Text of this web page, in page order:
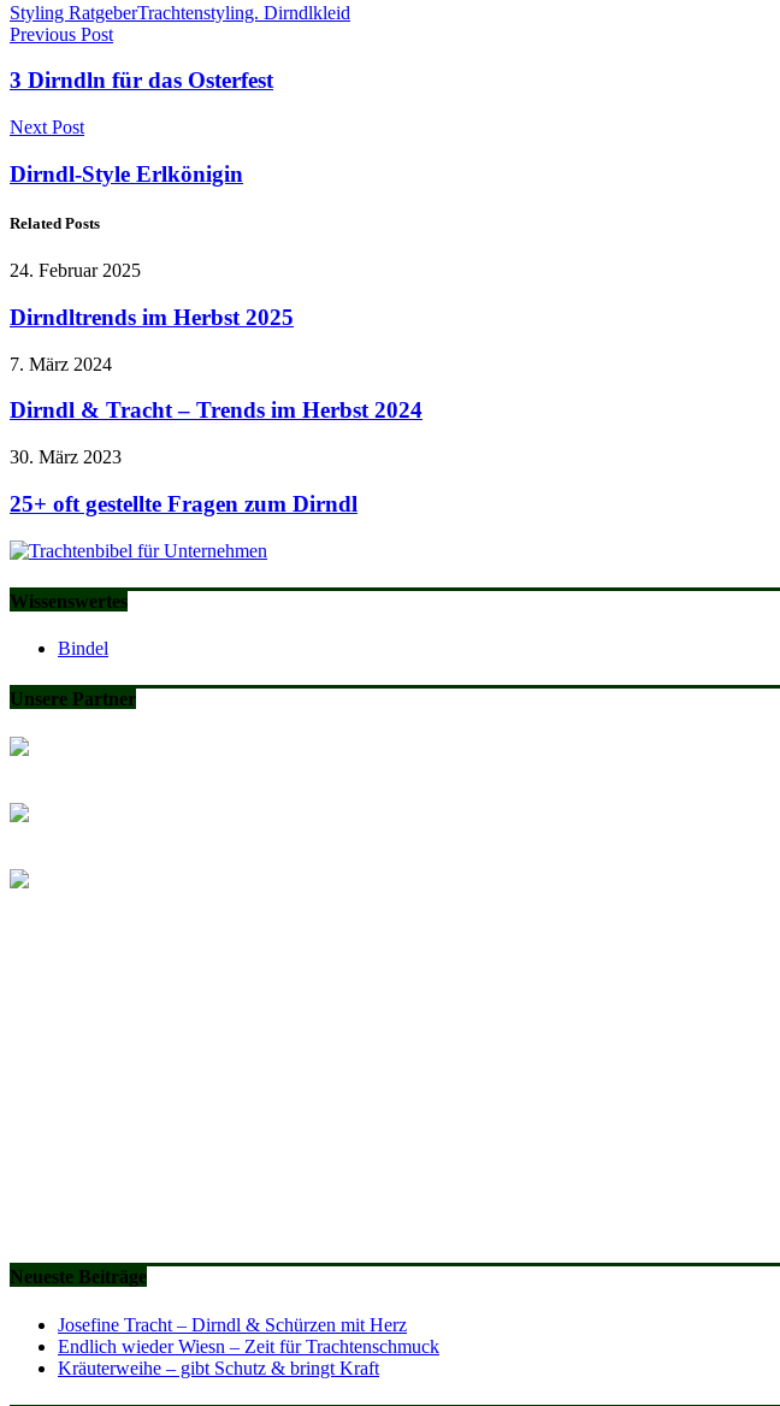
Styling RatgeberTrachtenstyling. Dirndlkleid
Previous Post
3 Dirndln für das Osterfest
Next Post
Dirndl-Style Erlkönigin
Related Posts
24. Februar 2025
Dirndltrends im Herbst 2025
7. März 2024
Dirndl & Tracht – Trends im Herbst 2024
30. März 2023
25+ oft gestellte Fragen zum Dirndl
Wissenswertes
Bindel
Unsere Partner
Neueste Beiträge
Josefine Tracht – Dirndl & Schürzen mit Herz
Endlich wieder Wiesn – Zeit für Trachtenschmuck
Kräuterweihe – gibt Schutz & bringt Kraft